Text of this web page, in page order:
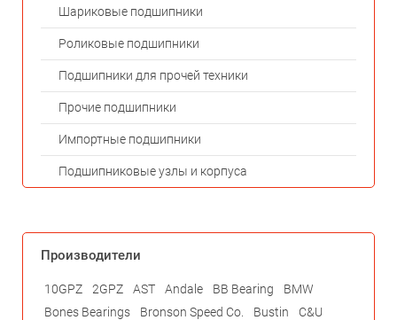
Шариковые подшипники
Роликовые подшипники
Подшипники для прочей техники
Прочие подшипники
Импортные подшипники
Подшипниковые узлы и корпуса
Производители
10GPZ 2GPZ AST Andale BB Bearing
BMW
Bones Bearings
Bronson Speed Co. Bustin
C&U